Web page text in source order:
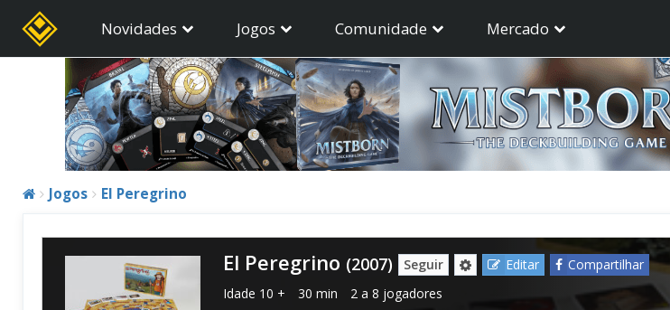
Novidades Jogos Comunidade Mercado
Jogos El Peregrino
El Peregrino (2007) Seguir Editar
Compartilhar
Idade 10 + 30 min 2 a 8 jogadores